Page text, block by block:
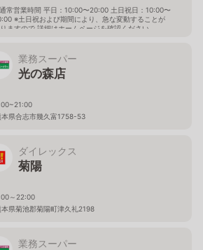
常営業時間 平日：10:00〜20:00 土日祝日：10:00〜
※土日祝および期間により、急な変動することが
ますので 詳細はホームページを確認ください
業務スーパー
光の森店
本県合志市幾久富1758-53
ダイレックス
菊陽
～22:00
本県菊池郡菊陽町津久礼2198
業務スーパー